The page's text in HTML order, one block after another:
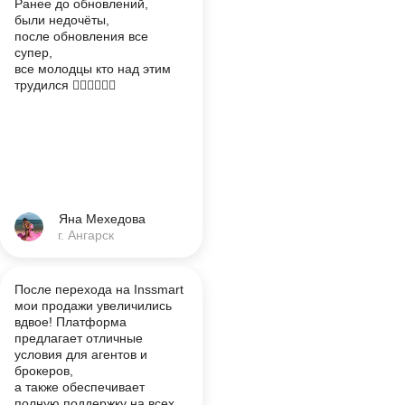
г. Ангарск
Яна Мехедова
Ранее до обновлений,
были недочёты,
после обновления все
супер,
все молодцы кто над этим
трудился 👍🏽👍🏽👍🏽
После перехода на Inssmart
мои продажи увеличились
вдвое! Платформа
предлагает отличные
условия для агентов и
брокеров,
а также обеспечивает